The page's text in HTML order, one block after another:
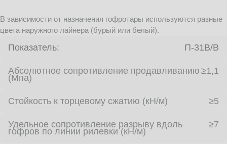
В зависимости от назначения гофротары используются разные
цвета наружного лайнера (бурый или белый).
Показатель: П-31В/B
Абсолютное сопротивление продавливанию
(Мпа)
≥1,1
Стойкость к торцевому сжатию (кН/м) ≥5
Удельное сопротивление разрыву вдоль
гофров по линии рилевки (кН/м)
≥7